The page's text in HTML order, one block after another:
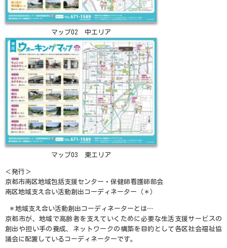
マップ02 中エリア
マップ03 東エリア
＜発行＞
京都市南区地域包括支援センター・保健師看護師部会
南区地域支え合い活動創出コーディネーター（＊）
＊地域支え合い活動創出コーディネーターとは…
京都市が、地域で高齢者を支えていくために必要な生活支援サービスの
創出や担い手の養成、ネットワークの構築を目的として各区社会福祉協
議会に配置しているコーディネーターです。